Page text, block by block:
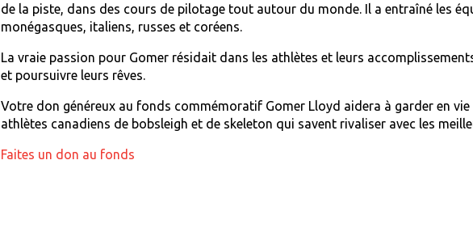
de la piste, dans des cours de pilotage tout autour du monde. Il a entraîné les
monégasques, italiens, russes et coréens.
La vraie passion pour Gomer résidait dans les athlètes et leurs
et poursuivre leurs rêves.
Votre don généreux au fonds commémoratif Gomer Lloyd aidera à garder en
athlètes canadiens de bobsleigh et de skeleton qui savent rivaliser avec les
Faites un don au fonds